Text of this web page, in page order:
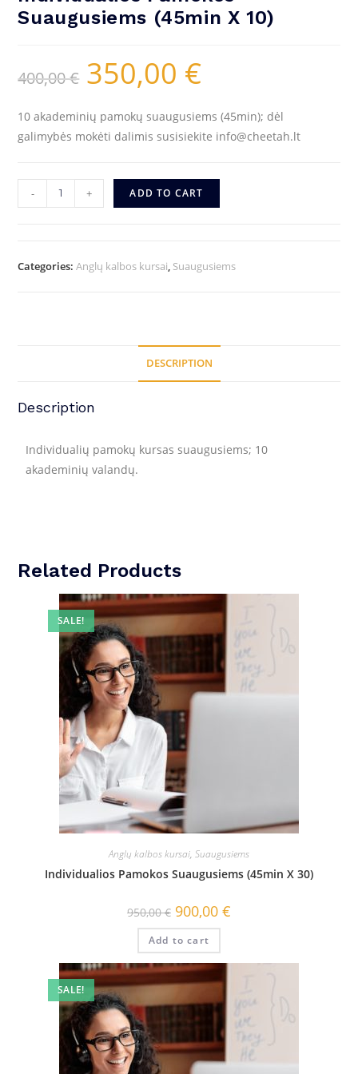
Suaugusiems (45min X 10)
400,00€ 350,00 €
10 akademinių pamokų suaugusiems (45min); dėl
galimybės mokėti dalimis susisiekite info@cheetah.lt
- + ADD TO CART
Categories:Anglų kalbos kursai, Suaugusiems
DESCRIPTION
Description
Individualių pamokų kursas suaugusiems; 10
akademinių valandų.
Related Products
SALE!
Anglų kalbos kursai, Suaugusiems
Individualios Pamokos Suaugusiems (45min X 30)
950,00€ 900,00 €
Add to cart
SALE!